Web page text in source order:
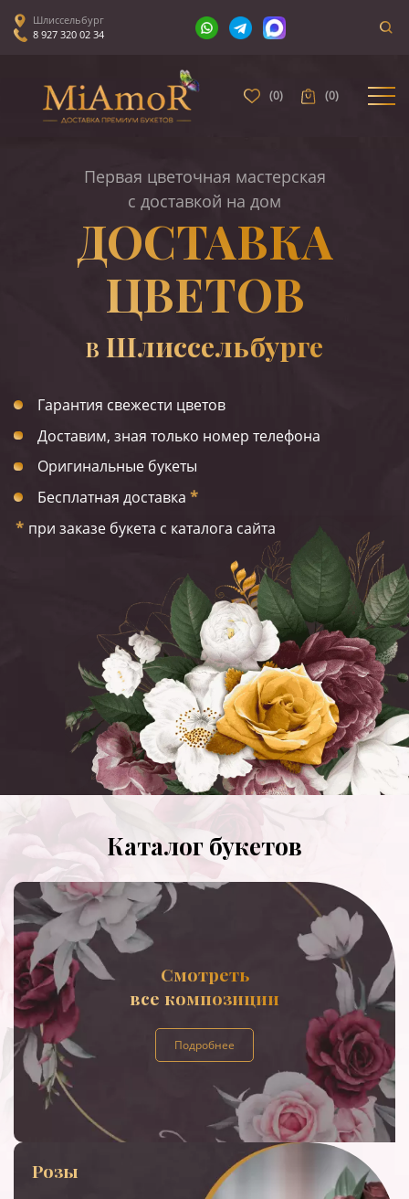
Шлиссельбург
8 927 320 02 34
(0) (0)
Первая цветочная мастерская
с доставкой на дом
ДОСТАВКА
ЦВЕТОВ
В Шлиссельбурге
Гарантия свежести цветов
Доставим, зная только номер телефона
Оригинальные букеты
Бесплатная доставка *
* при заказе букета с каталога сайта
Каталог букетов
Смотреть
все композиции
Подробнее
Розы